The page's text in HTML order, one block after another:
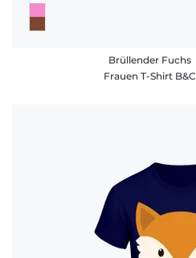
Brüllender Fuchs
Frauen T-Shirt B&C